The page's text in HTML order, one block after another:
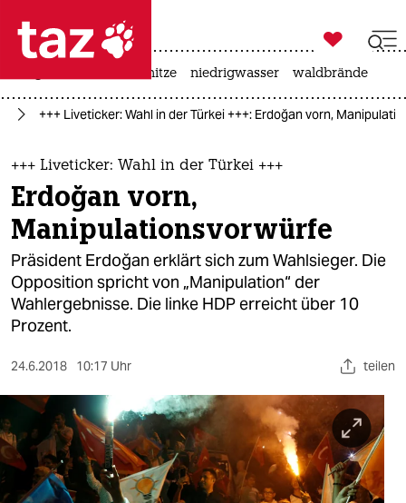
 taz zahl ich
taz zahl ich
themen
politik
öko
gesellschaft
kultur
sport
berlin
nord
wahrheit

taz zahl ich
hitze niedrigwasser waldbrände
+++ Liveticker: Wahl in der Türkei +++: Erdoğan vorn,
+++ Liveticker: Wahl in der Türkei +++
Erdoğan vorn,
Manipulationsvorwürfe
Präsident Erdoğan erklärt sich zum Wahlsieger. Die
Opposition spricht von „Manipulation“ der
Wahlergebnisse. Die linke HDP erreicht über 10
Prozent.
24.6.2018 10:17 Uhr teilen